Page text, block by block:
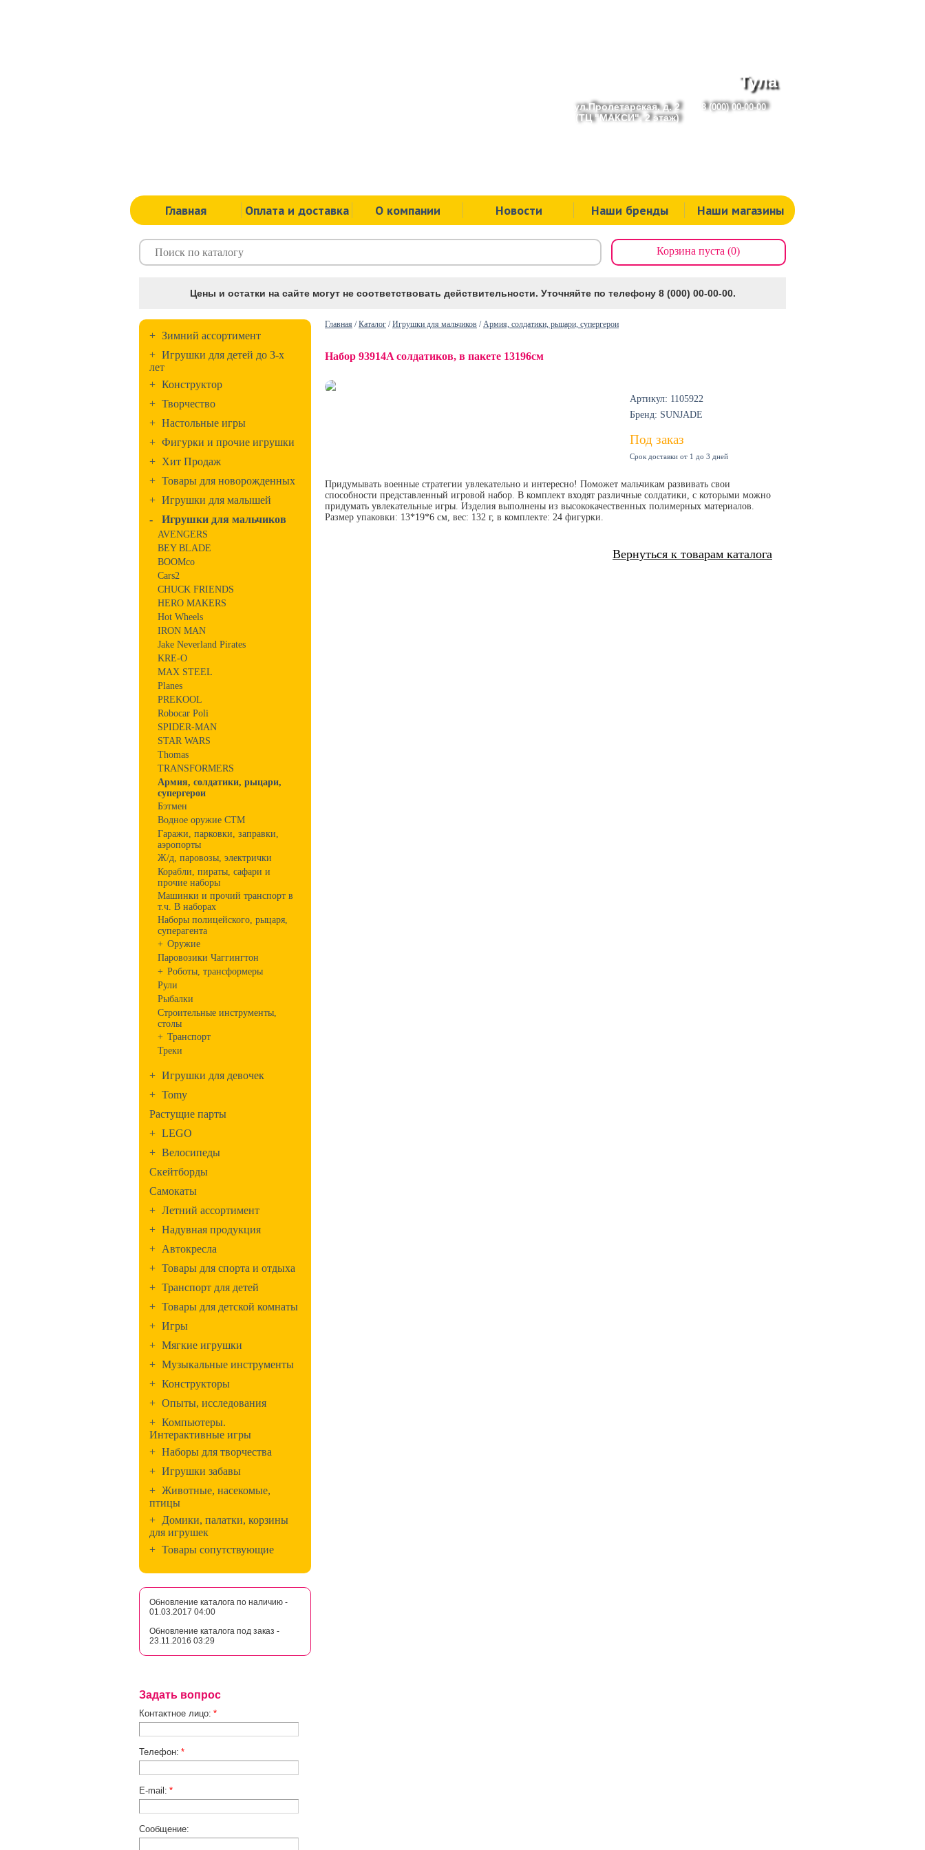
Тула
ул.Пролетарская, д. 2
(ТЦ "МАКСИ", 2 этаж)
8 (000) 00-00-00
Главная Оплата и доставка О компании Новости Наши бренды Наши магазины
Корзина пуста (0)
Цены и остатки на сайте могут не соответствовать действительности. Уточняйте по телефону 8 (000) 00-00-00.
+ Зимний ассортимент
+ Игрушки для детей до 3-х
лет
+ Конструктор
+ Творчество
+ Настольные игры
+ Фигурки и прочие игрушки
+ Хит Продаж
+ Товары для новорожденных
+ Игрушки для малышей
-
Игрушки для мальчиков
AVENGERS
BEY BLADE
BOOMco
Cars2
CHUCK FRIENDS
HERO MAKERS
Hot Wheels
IRON MAN
Jake Neverland Pirates
KRE-O
MAX STEEL
Planes
PREKOOL
Robocar Poli
SPIDER-MAN
STAR WARS
Thomas
TRANSFORMERS
Армия, солдатики, рыцари,
супергерои
Бэтмен
Водное оружие СТМ
Гаражи, парковки, заправки,
аэропорты
Ж/д, паровозы, электрички
Корабли, пираты, сафари и
прочие наборы
Машинки и прочий транспорт в
т.ч. В наборах
Наборы полицейского, рыцаря,
суперагента
+ Оружие
Паровозики Чаггингтон
+ Роботы, трансформеры
Рули
Рыбалки
Строительные инструменты,
столы
+ Транспорт
Треки
+ Игрушки для девочек
+ Tomy
Растущие парты
+ LEGO
+ Велосипеды
Скейтборды
Самокаты
+ Летний ассортимент
+ Надувная продукция
+ Автокресла
+ Товары для спорта и отдыха
+ Транспорт для детей
+ Товары для детской комнаты
+ Игры
+ Мягкие игрушки
+ Музыкальные инструменты
+ Конструкторы
+ Опыты, исследования
+ Компьютеры.
Интерактивные игры
+ Наборы для творчества
+ Игрушки забавы
+ Животные, насекомые,
птицы
+ Домики, палатки, корзины
для игрушек
+ Товары сопутствующие
Обновление каталога по наличию -
01.03.2017 04:00
Обновление каталога под заказ -
23.11.2016 03:29
Задать вопрос
Контактное лицо: *
Телефон: *
E-mail: *
Сообщение:
Главная /Каталог /Игрушки для мальчиков /Армия, солдатики, рыцари, супергерои
Набор 93914A солдатиков, в пакете 13196см
Артикул: 1105922
Бренд: SUNJADE
Под заказ
Срок доставки от 1 до 3 дней
Придумывать военные стратегии увлекательно и интересно! Поможет мальчикам развивать свои
способности представленный игровой набор. В комплект входят различные солдатики, с которыми можно
придумать увлекательные игры. Изделия выполнены из высококачественных полимерных материалов.
Размер упаковки: 13*19*6 см, вес: 132 г, в комплекте: 24 фигурки.
Вернуться к товарам каталога